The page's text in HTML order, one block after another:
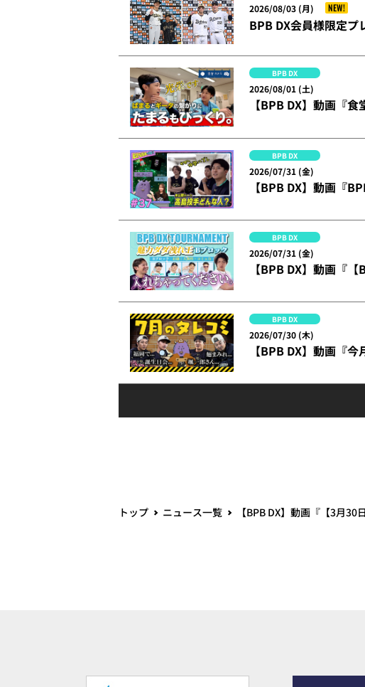
2026/08/03 (月) NEW!
BPB DX会員様限定プ
BPB DX
2026/08/01 (土)
【BPB DX】動画『
BPB DX
2026/07/31 (金)
【BPB DX】動画『
BPB DX
2026/07/31 (金)
【BPB DX】動画『
BPB DX
2026/07/30 (木)
【BPB DX】動画『
トップ ニュース一覧 【BPB DX】動画『【3月